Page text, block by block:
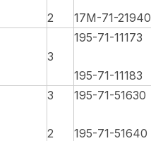
2 17M-71-21940
3
195-71-11173
195-71-11183
3
2
195-71-51630
195-71-51640